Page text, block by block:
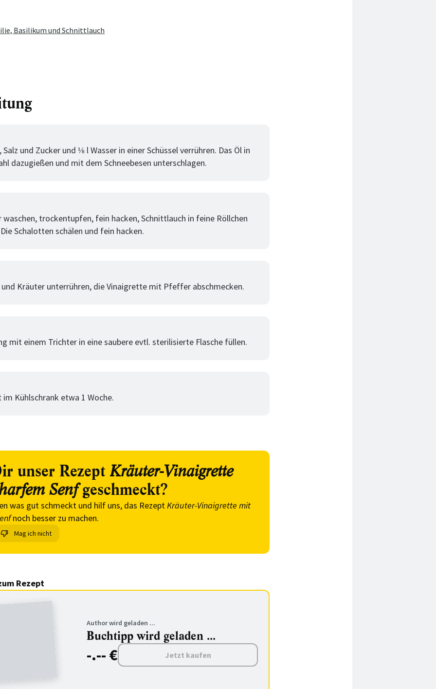
Basilikum und Schnittlauch
Salz und Zucker und ⅛ l Wasser in einer Schüssel verrühren. Das Öl in
dazugießen und mit dem Schneebesen unterschlagen.
waschen, trockentupfen, fein hacken, Schnittlauch in feine Röllchen
Schalotten schälen und fein hacken.
Kräuter unterrühren, die Vinaigrette mit Pfeffer abschmecken.
mit einem Trichter in eine saubere evtl. sterilisierte Flasche füllen.
Kühlschrank etwa 1 Woche.
unser Rezept Kräuter-Vinaigrette
Senfgeschmeckt?
was gut schmeckt und hilf uns, das RezeptKräuter-Vinaigrette mit
noch besser zu machen.
Mag ich nicht
Rezept
Author wird geladen ...
Buchtipp wird geladen ...
-.-- € Jetzt kaufen